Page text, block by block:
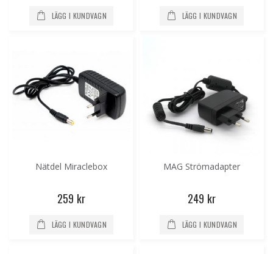
LÄGG I KUNDVAGN LÄGG I KUNDVAGN
Nätdel Miraclebox
259 kr
LÄGG I KUNDVAGN
MAG Strömadapter
249 kr
LÄGG I KUNDVAGN